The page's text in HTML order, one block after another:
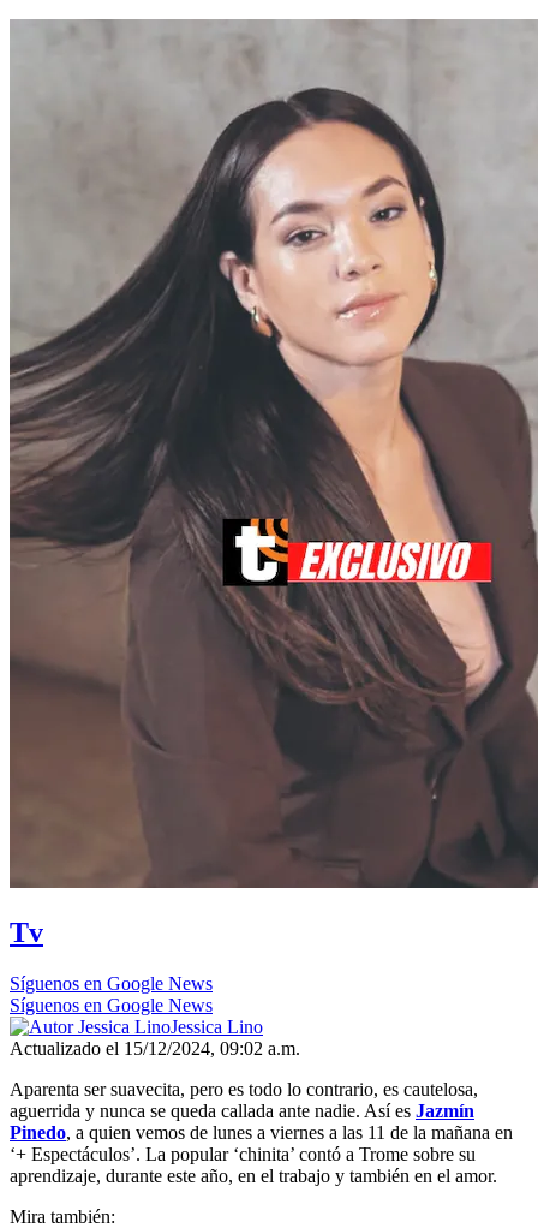
Tv
Síguenos en Google News
Síguenos en Google News
Jessica Lino
Actualizado el 15/12/2024, 09:02 a.m.
Aparenta ser suavecita, pero es todo lo contrario, es cautelosa,
aguerrida y nunca se queda callada ante nadie. Así es Jazmín
Pinedo, a quien vemos de lunes a viernes a las 11 de la mañana en
‘+ Espectáculos’. La popular ‘chinita’ contó a Trome sobre su
aprendizaje, durante este año, en el trabajo y también en el amor.
Mira también: